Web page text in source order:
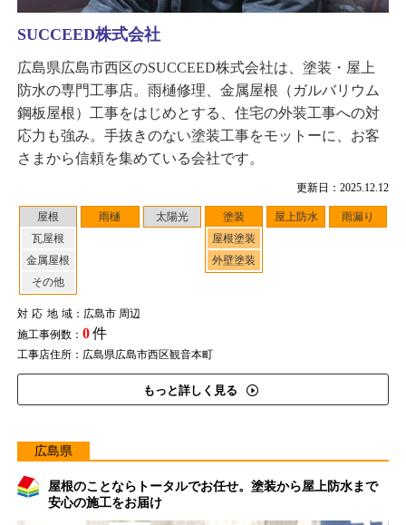
更新日：2025.12.12
屋根
瓦屋根
金属屋根
その他
雨樋 太陽光
塗装
屋根塗装
外壁塗装
屋上防水 雨漏り
対応地域：広島市 周辺
施工事例数： 0件
工事店住所：広島県広島市西区観音本町
もっと詳しく見る
SUCCEED株式会社
広島県広島市西区のSUCCEED株式会社は、塗装・屋上
防水の専門工事店。雨樋修理、金属屋根（ガルバリウム
鋼板屋根）工事をはじめとする、住宅の外装工事への対
応力も強み。手抜きのない塗装工事をモットーに、お客
さまから信頼を集めている会社です。
広島県
屋根のことならトータルでお任せ。塗装から屋上防水まで
安心の施工をお届け